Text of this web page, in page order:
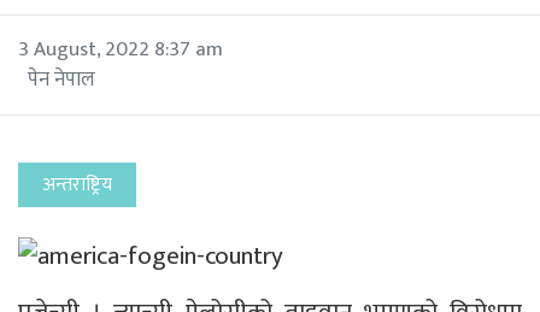
3 August, 2022 8:37 am
पेन नेपाल
अन्तराष्ट्रिय